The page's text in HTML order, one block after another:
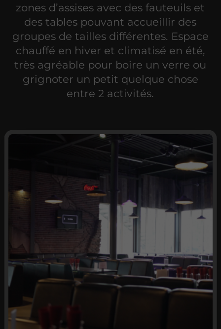
zones d’assises avec des fauteuils et
des tables pouvant accueillir des
groupes de tailles différentes. Espace
chauffé en hiver et climatisé en été,
très agréable pour boire un verre ou
grignoter un petit quelque chose
entre 2 activités.